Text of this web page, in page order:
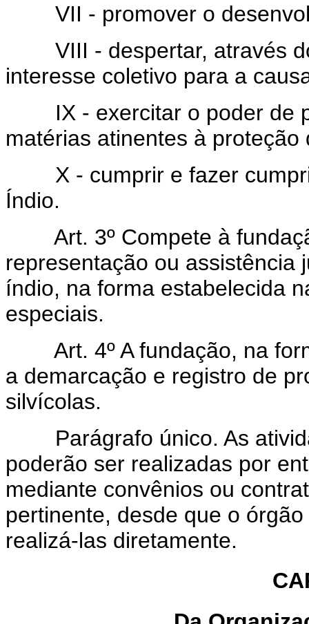
VII - promover o
VIII - despertar, através
interesse coletivo para a
IX - exercitar o poder de
matérias atinentes à proteção
X - cumprir e fazer
Índio.
Art. 3º Compete à
representação ou assistência
índio, na forma estabelecida
especiais.
Art. 4º A fundação, na
a demarcação e registro de
silvícolas.
Parágrafo único. As
poderão ser realizadas por
mediante convênios ou
pertinente, desde que o
realizá-las diretamente.